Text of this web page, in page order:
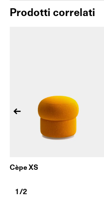
Prodotti correlati
Cèpe XS